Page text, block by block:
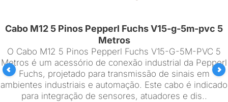
Cabo M12 5 Pinos Pepperl Fuchs V15-g-5m-pvc 5
Metros
O Cabo M12 5 Pinos Pepperl Fuchs V15-G-5M-PVC 5
Metros é um acessório de conexão industrial da Pepperl
Fuchs, projetado para transmissão de sinais em
ambientes industriais e automação. Este cabo é indicado
para integração de sensores, atuadores e dis..